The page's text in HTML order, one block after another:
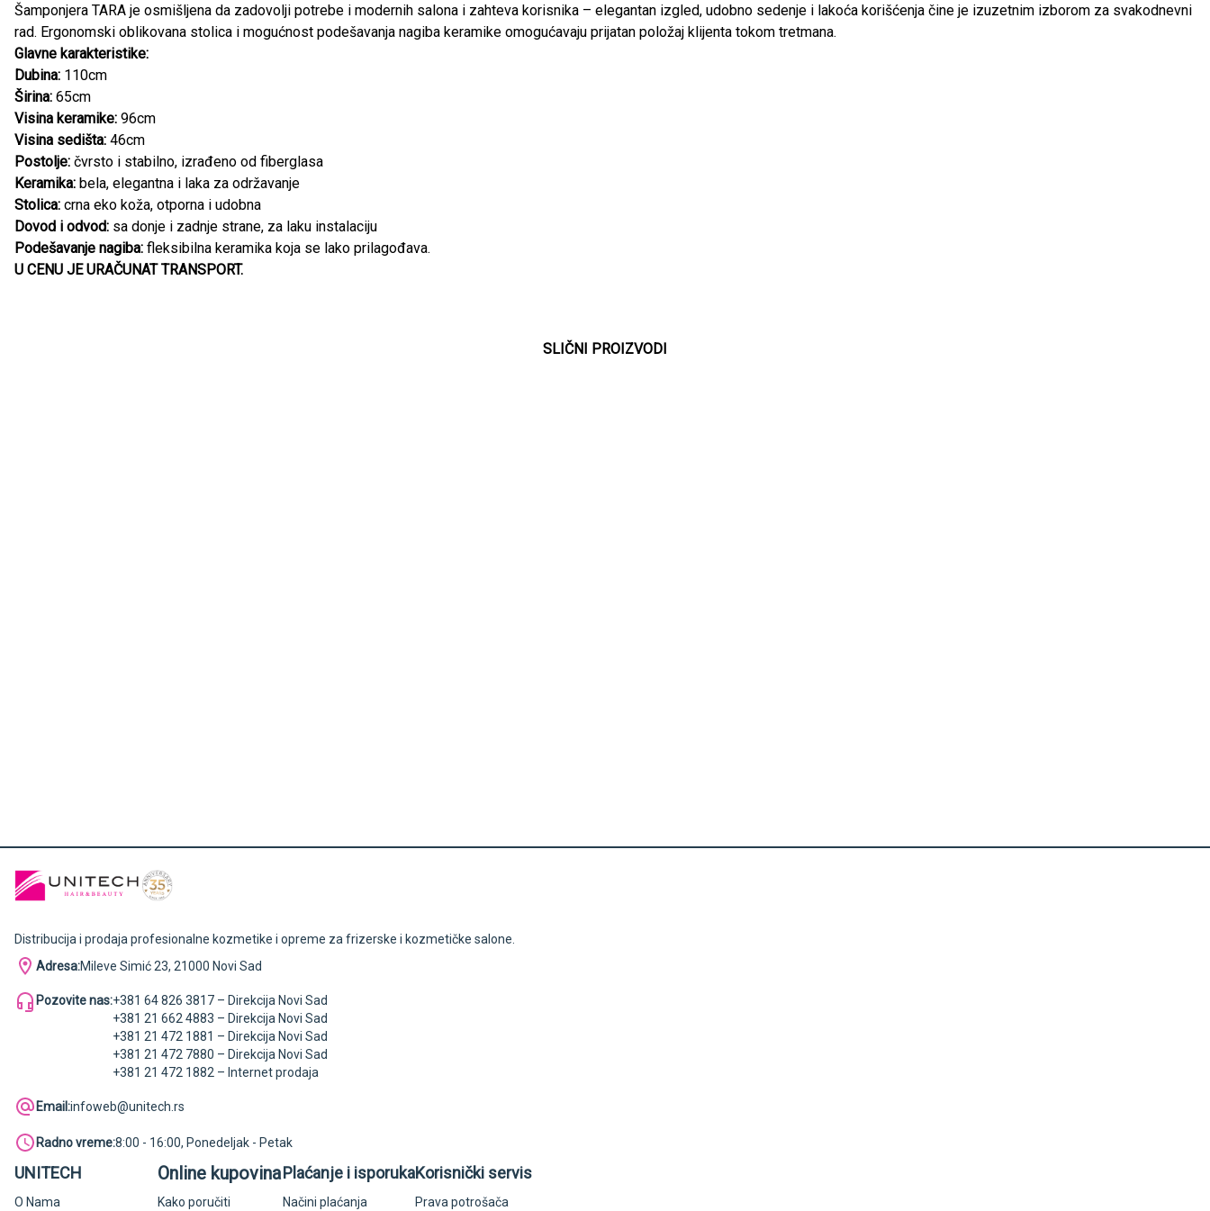
Šamponjera TARA je osmišljena da zadovolji potrebe i modernih salona i zahteva korisnika – elegantan izgled, udobno sedenje i lakoća korišćenja čine je izuzetnim izborom za svakodnevni
rad. Ergonomski oblikovana stolica i mogućnost podešavanja nagiba keramike omogućavaju prijatan položaj klijenta tokom tretmana.
Glavne karakteristike:
Dubina: 110cm
Širina: 65cm
Visina keramike: 96cm
Visina sedišta: 46cm
Postolje: čvrsto i stabilno, izrađeno od fiberglasa
Keramika: bela, elegantna i laka za održavanje
Stolica: crna eko koža, otporna i udobna
Dovod i odvod: sa donje i zadnje strane, za laku instalaciju
Podešavanje nagiba: fleksibilna keramika koja se lako prilagođava.
U CENU JE URAČUNAT TRANSPORT.
SLIČNI PROIZVODI
Distribucija i prodaja profesionalne kozmetike i opreme za frizerske i kozmetičke salone.
Adresa:Mileve Simić 23, 21000 Novi Sad
Pozovite nas:+381 64 826 3817 – Direkcija Novi Sad
+381 21 662 4883 – Direkcija Novi Sad
+381 21 472 1881 – Direkcija Novi Sad
+381 21 472 7880 – Direkcija Novi Sad
+381 21 472 1882 – Internet prodaja
Email:infoweb@unitech.rs
Radno vreme:8:00 - 16:00, Ponedeljak - Petak
UNITECH
O Nama
Online kupovina
Kako poručiti
Plaćanje i isporuka
Načini plaćanja
Korisnički servis
Prava potrošača